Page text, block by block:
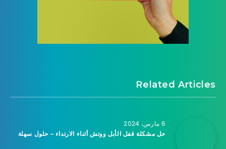
Related Articles
6 مارس، 2024
حل مشكلة قفل الأبل ووتش أثناء الارتداء – حلول سهلة